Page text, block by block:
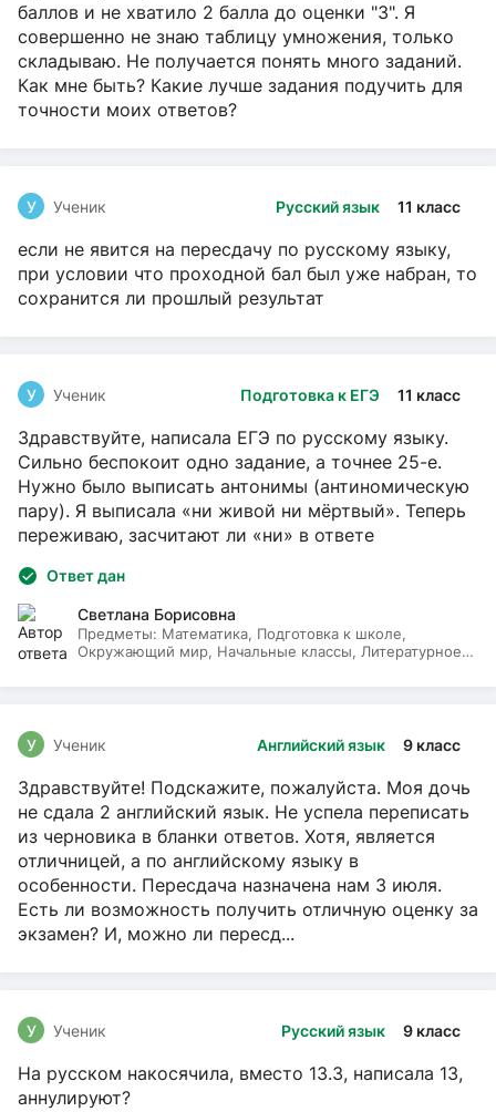
баллов и не хватило 2 балла до оценки "3". Я
совершенно не знаю таблицу умножения, только
складываю. Не получается понять много заданий.
Как мне быть? Какие лучше задания подучить для
точности моих ответов?
Русский язык 11 класс
У Ученик
если не явится на пересдачу по русскому языку,
при условии что проходной бал был уже набран, то
сохранится ли прошлый результат
Подготовка к ЕГЭ 11 класс
У Ученик
Здравствуйте, написала ЕГЭ по русскому языку.
Сильно беспокоит одно задание, а точнее 25-е.
Нужно было выписать антонимы (антиномическую
пару). Я выписала «ни живой ни мёртвый». Теперь
переживаю, засчитают ли «ни» в ответе
Ответ дан
Светлана Борисовна
Предметы: Математика, Подготовка к школе,
Окружающий мир, Начальные классы, Литературное
Английский язык 9 класс
У Ученик
Здравствуйте! Подскажите, пожалуйста. Моя дочь
не сдала 2 английский язык. Не успела переписать
из черновика в бланки ответов. Хотя, является
отличницей, а по английскому языку в
особенности. Пересдача назначена нам 3 июля.
Есть ли возможность получить отличную оценку за
экзамен? И, можно ли пересд...
Русский язык 9 класс
У Ученик
На русском накосячила, вместо 13.3, написала 13,
аннулируют?